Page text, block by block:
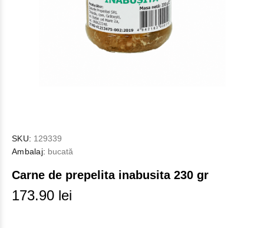
SKU: 129339
Ambalaj: bucată
Carne de prepelita inabusita 230 gr
173.90 lei